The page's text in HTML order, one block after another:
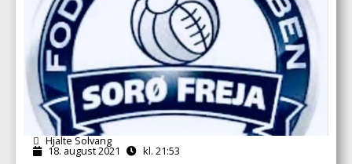
Hjalte Solvang
18. august 2021 kl. 21:53